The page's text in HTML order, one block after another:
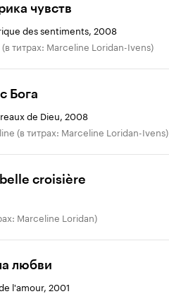
чувств
des sentiments, 2008
(в титрах: Marceline Loridan-Ivens)
Бога
de Dieu, 2008
(в титрах: Marceline Loridan-Ivens)
croisière
Marceline Loridan)
любви
l'amour, 2001